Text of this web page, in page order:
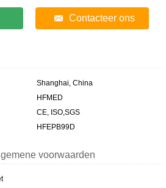
Contacteer ons
Shanghai, China
HFMED
CE, ISO,SGS
HFEPB99D
voorwaarden